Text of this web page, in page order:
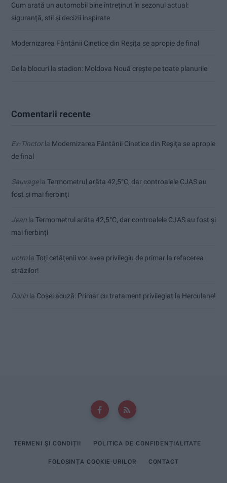
Cum arată un automobil bine întreținut în sezonul actual:
siguranță, stil și decizii inspirate
Modernizarea Fântânii Cinetice din Reșița se apropie de final
De la blocuri la stadion: Moldova Nouă crește pe toate planurile
Comentarii recente
Ex-Tinctorla Modernizarea Fântânii Cinetice din Reșița se apropie
de final
Sauvagela Termometrul arăta 42,5°C, dar controalele CJAS au
fost și mai fierbinți
Jean la Termometrul arăta 42,5°C, dar controalele CJAS au fost și
mai fierbinți
uctmla Toți cetățenii vor avea privilegiu de primar la refacerea
străzilor!
Dorin la Coșei acuză: Primar cu tratament privilegiat la Herculane!
TERMENI ȘI CONDIȚII POLITICA DE CONFIDENȚIALITATE
FOLOSINȚA COOKIE-URILOR CONTACT